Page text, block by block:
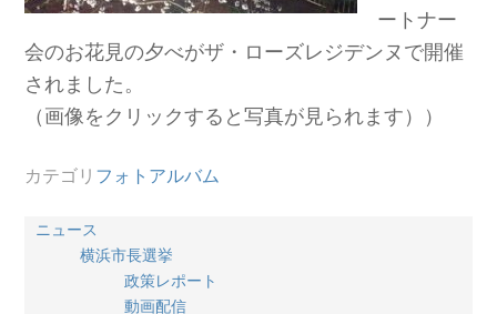
ートナー
会のお花見の夕べがザ・ローズレジデンヌで開催
されました。
（画像をクリックすると写真が見られます））
カテゴリ フォトアルバム
ニュース
横浜市長選挙
政策レポート
動画配信